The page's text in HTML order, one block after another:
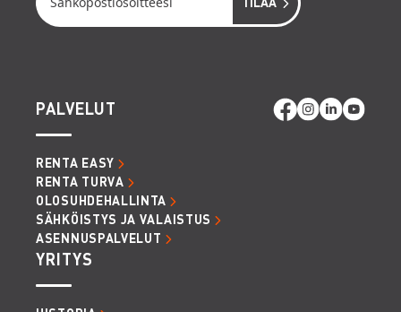
PALVELUT
RENTA EASY
RENTA TURVA
OLOSUHDEHALLINTA
SÄHKÖISTYS JA VALAISTUS
ASENNUSPALVELUT
YRITYS